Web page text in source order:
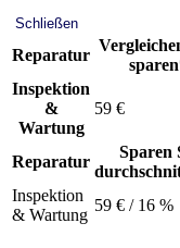
Schließen
Reparatur
Inspektion
&
Wartung
59 €
Reparatur
Sparen
Inspektion
& Wartung
59 € / 16 %